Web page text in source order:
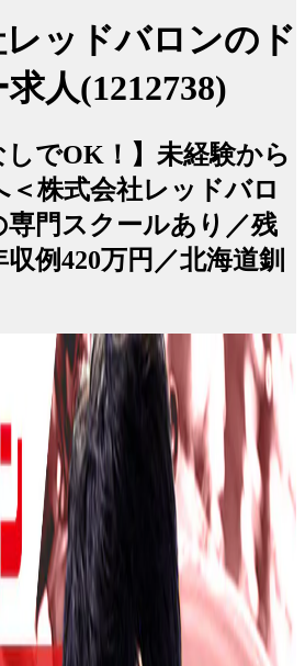
ッドバロンのド
人(1212738)
しでOK！】未経験から
株式会社レッドバロ
専門スクールあり／残
例420万円／北海道釧